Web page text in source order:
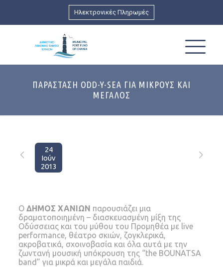
Ηλεκτρονικές Πληρωμές
ΠΑΡΑΣΤΑΣΗ ODD-Y-SEA ΓΙΑ ΜΙΚΡΟΥΣ ΚΑΙ
ΜΕΓΑΛΟΣ
24
Ιούν
2013
Ο ΔΗΜΟΣ ΧΑΝΙΩΝ παρουσιάζει μια
δραματοποιημένη – διασκευασμένη μίξη της
Οδύσσειας και του μύθου του Προμηθέα με live
performance, θέατρο σκιών, ζογκλερικά,
ακροβατικά, σχοινοβασία και όλα αυτά με την
ζωντανή μουσική υπόκρουση της “the BOUNATSA
band” για μικρά και μεγάλα παιδιά.